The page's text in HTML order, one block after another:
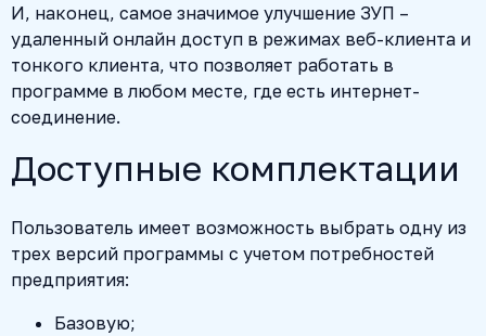
И, наконец, самое значимое улучшение ЗУП –
удаленный онлайн доступ в режимах веб-клиента и
тонкого клиента, что позволяет работать в
программе в любом месте, где есть интернет-
соединение.
Доступные комплектации
Пользователь имеет возможность выбрать одну из
трех версий программы с учетом потребностей
предприятия:
Базовую;